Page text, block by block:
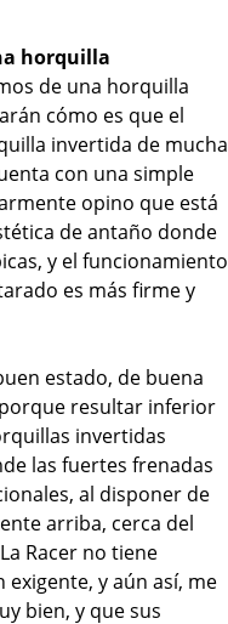
horquilla
de una horquilla
cómo es que el
invertida de mucha
con una simple
opino que está
de antaño donde
y el funcionamiento
es más firme y
estado, de buena
resultar inferior
invertidas
las fuertes frenadas
al disponer de
arriba, cerca del
Racer no tiene
y aún así, me
bien, y que sus